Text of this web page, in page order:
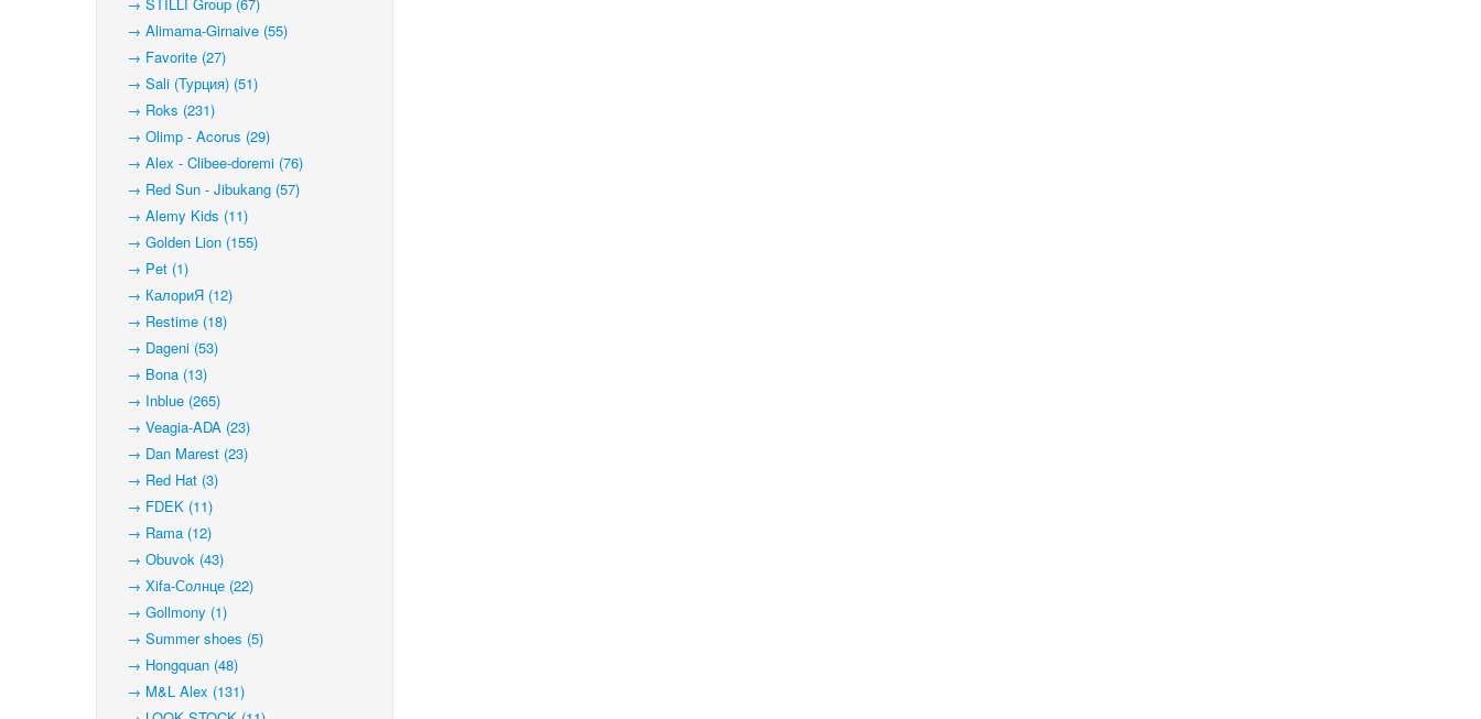
→ Alimama-Girnaive (55)
→ Favorite (27)
→ Sali (Турция) (51)
→ Roks (231)
→ Olimp - Acorus (29)
→ Alex - Clibee-doremi (76)
→ Red Sun - Jibukang (57)
→ Alemy Kids (11)
→ Golden Lion (155)
→ Pet (1)
→ КалориЯ (12)
→ Restime (18)
→ Dageni (53)
→ Bona (13)
→ Inblue (265)
→ Veagia-ADA (23)
→ Dan Marest (23)
→ Red Hat (3)
→ FDEK (11)
→ Rama (12)
→ Obuvok (43)
→ Xifa-Солнце (22)
→ Gollmony (1)
→ Summer shoes (5)
→ Hongquan (48)
→ M&L Alex (131)